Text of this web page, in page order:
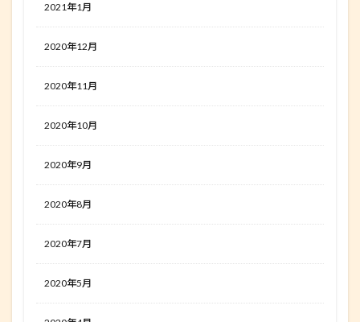
2021年1月
2020年12月
2020年11月
2020年10月
2020年9月
2020年8月
2020年7月
2020年5月